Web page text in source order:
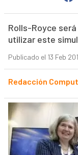
Rolls-Royce
utilizar este
Publicado el 13 Feb
Redacción